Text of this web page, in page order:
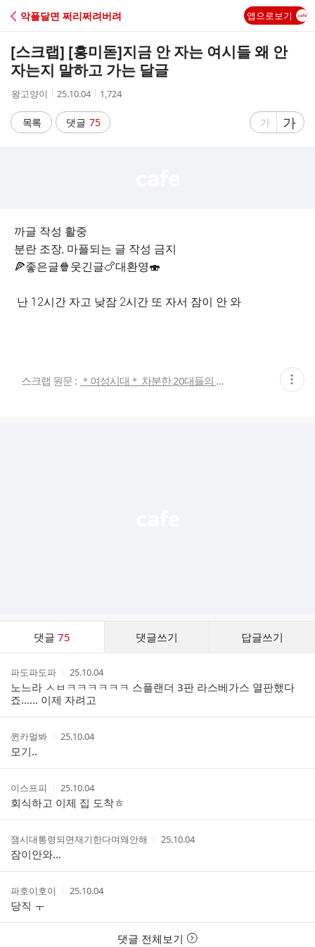
C
A
악플달면 쩌리쩌려버려 앱으로보기
[스크랩] [흥미돋]지금 안 자는 여시들 왜 안
자는지 말하고 가는 달글
작
자
왕고양이
작
시
간
25.10.04
조
수
1,724
목록 댓글 75
글
가
글
자
가
까글 작성 활중
분란 조장, 마플되는 글 작성 금지
🍕좋은글🍿웃긴글🍗대환영🍣
난 12시간 자고 낮잠 2시간 또 자서 잠이 안 와
스크랩 원문 : ＊여성시대＊ 차분한 20대들의 알흠다운 공간 현
재
댓글75 댓글쓰기 답글쓰기
트
작
성
자
파도파도파
작
성
시
간
25.10.04
노느라 ㅅㅂㅋㅋㅋㅋㅋㅋ 스플랜더 3판 라스베가스 열판했다
죠...... 이제 자려고
작
성
자
퀸카멀봐
작
간
25.10.04
모기..
작
성
자
이스프피
작
성
시
간
25.10.04
회식하고 이제 집 도착ㅎ
작
성
자
잼시대통령되면재기한다며왜안해
작
간
25.10.04
잠이안와...
작
성
자
파호이호이
작
간
25.10.04
당직 ㅜ
댓글 전체보기